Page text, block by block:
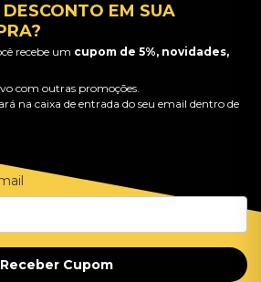
EM SUA
recebe um cupom de 5%, novidades,
com outras promoções.
na caixa de entrada do seu email dentro de
Receber Cupom